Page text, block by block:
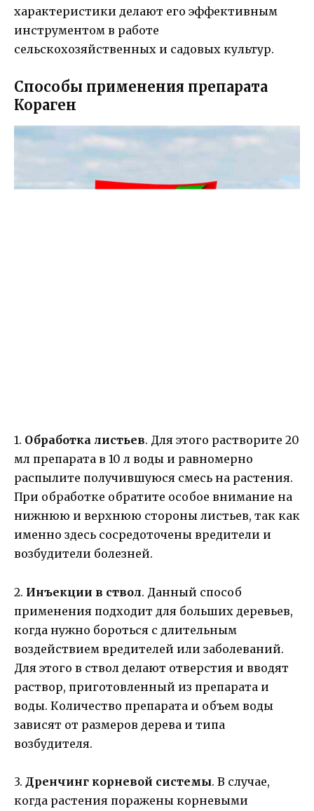
характеристики делают его эффективным
инструментом в работе
сельскохозяйственных и садовых культур.
Способы применения препарата
Кораген
1. Обработка листьев. Для этого растворите 20
мл препарата в 10 л воды и равномерно
распылите получившуюся смесь на растения.
При обработке обратите особое внимание на
нижнюю и верхнюю стороны листьев, так как
именно здесь сосредоточены вредители и
возбудители болезней.
2. Инъекции в ствол. Данный способ
применения подходит для больших деревьев,
когда нужно бороться с длительным
воздействием вредителей или заболеваний.
Для этого в ствол делают отверстия и вводят
раствор, приготовленный из препарата и
воды. Количество препарата и объем воды
зависят от размеров дерева и типа
возбудителя.
3. Дренчинг корневой системы. В случае,
когда растения поражены корневыми